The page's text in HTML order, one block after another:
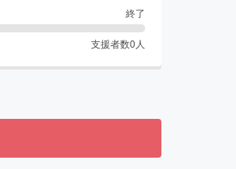
終了
支援者数0 人